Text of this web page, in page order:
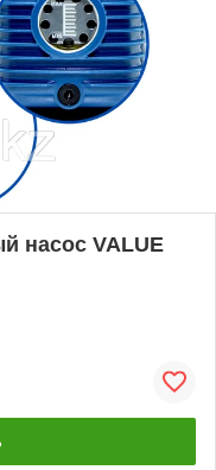
насос VALUE